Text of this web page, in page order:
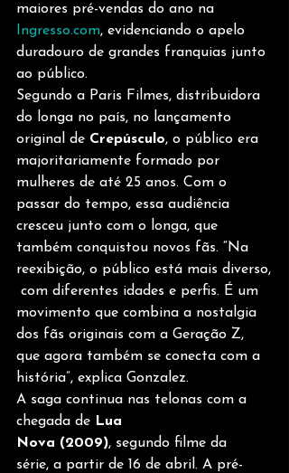
maiores pré-vendas do ano na
Ingresso.com, evidenciando o apelo
duradouro de grandes franquias junto
ao público.
Segundo a Paris Filmes, distribuidora
do longa no país, no lançamento
original de Crepúsculo, o público era
majoritariamente formado por
mulheres de até 25 anos. Com o
passar do tempo, essa audiência
cresceu junto com o longa, que
também conquistou novos fãs. “Na
reexibição, o público está mais diverso,
com diferentes idades e perfis. É um
movimento que combina a nostalgia
dos fãs originais com a Geração Z,
que agora também se conecta com a
história”, explica Gonzalez.
A saga continua nas telonas com a
chegada de Lua
Nova (2009), segundo filme da
série, a partir de 16 de abril. A pré-